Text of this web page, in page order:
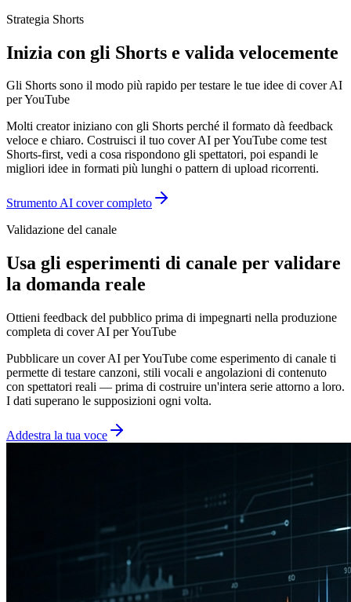
Strategia Shorts
Inizia con gli Shorts e valida velocemente
Gli Shorts sono il modo più rapido per testare le tue idee di cover AI
per YouTube
Molti creator iniziano con gli Shorts perché il formato dà feedback
veloce e chiaro. Costruisci il tuo cover AI per YouTube come test
Shorts-first, vedi a cosa rispondono gli spettatori, poi espandi le
migliori idee in formati più lunghi o pattern di upload ricorrenti.
Strumento AI cover completo
Validazione del canale
Usa gli esperimenti di canale per validare
la domanda reale
Ottieni feedback del pubblico prima di impegnarti nella produzione
completa di cover AI per YouTube
Pubblicare un cover AI per YouTube come esperimento di canale ti
permette di testare canzoni, stili vocali e angolazioni di contenuto
con spettatori reali — prima di costruire un'intera serie attorno a loro.
I dati superano le supposizioni ogni volta.
Addestra la tua voce